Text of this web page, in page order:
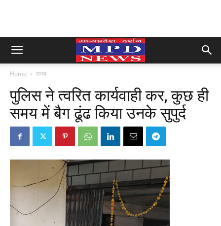
Home राज्य
पुलिस ने त्वरित कार्यवाही कर, कुछ ही
समय में बैग ढूंढ किया उनके सुपुर्द